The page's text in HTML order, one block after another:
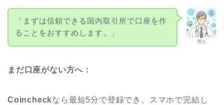
博士
「まずは信頼できる国内取引所で口座を作
ることをおすすめします。」
まだ口座がない方へ：
Coincheckなら最短5分で登録でき、スマホで完結し